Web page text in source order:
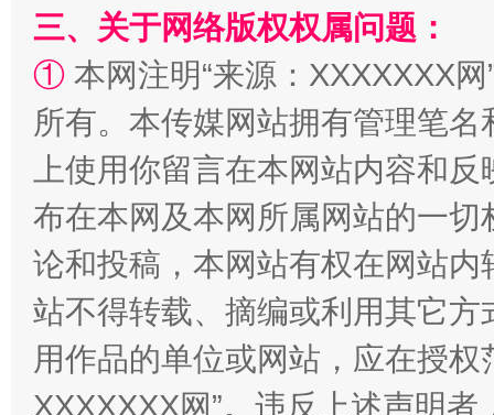
阿坝州三大球赛在茂县开幕 规模
国家大学科技园优化重塑工作
三、关于网络版权权属问题：
① 本网注明“来源：XXXXXXX
所有。本传媒网站拥有管理笔
上使用你留言在本网站内容和
布在本网及本网所属网站的一
论和投稿，本网站有权在网站
站不得转载、摘编或利用其它
用作品的单位或网站，应在授
XXXXXXX网”。违反上述声明